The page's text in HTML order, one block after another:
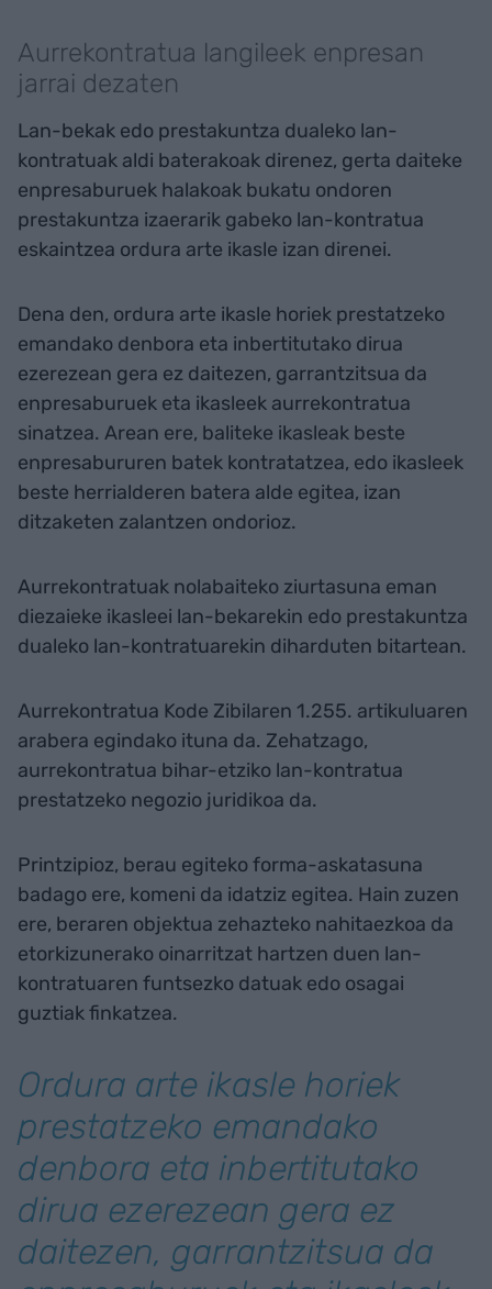
Aurrekontratua langileek enpresan
jarrai dezaten
Lan-bekak edo prestakuntza dualeko lan-
kontratuak aldi baterakoak direnez, gerta daiteke
enpresaburuek halakoak bukatu ondoren
prestakuntza izaerarik gabeko lan-kontratua
eskaintzea ordura arte ikasle izan direnei.
Dena den, ordura arte ikasle horiek prestatzeko
emandako denbora eta inbertitutako dirua
ezerezean gera ez daitezen, garrantzitsua da
enpresaburuek eta ikasleek aurrekontratua
sinatzea. Arean ere, baliteke ikasleak beste
enpresabururen batek kontratatzea, edo ikasleek
beste herrialderen batera alde egitea, izan
ditzaketen zalantzen ondorioz.
Aurrekontratuak nolabaiteko ziurtasuna eman
diezaieke ikasleei lan-bekarekin edo prestakuntza
dualeko lan-kontratuarekin diharduten bitartean.
Aurrekontratua Kode Zibilaren 1.255. artikuluaren
arabera egindako ituna da. Zehatzago,
aurrekontratua bihar-etziko lan-kontratua
prestatzeko negozio juridikoa da.
Printzipioz, berau egiteko forma-askatasuna
badago ere, komeni da idatziz egitea. Hain zuzen
ere, beraren objektua zehazteko nahitaezkoa da
etorkizunerako oinarritzat hartzen duen lan-
kontratuaren funtsezko datuak edo osagai
guztiak finkatzea.
Ordura arte ikasle horiek
prestatzeko emandako
denbora eta inbertitutako
dirua ezerezean gera ez
daitezen, garrantzitsua da